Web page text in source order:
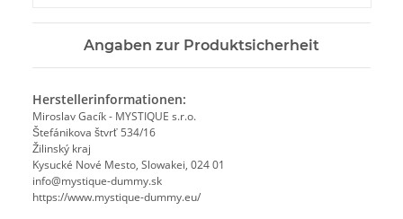
Angaben zur Produktsicherheit
Herstellerinformationen:
Miroslav Gacík - MYSTIQUE s.r.o.
Štefánikova štvrť 534/16
Žilinský kraj
Kysucké Nové Mesto, Slowakei, 024 01
info@mystique-dummy.sk
https://www.mystique-dummy.eu/